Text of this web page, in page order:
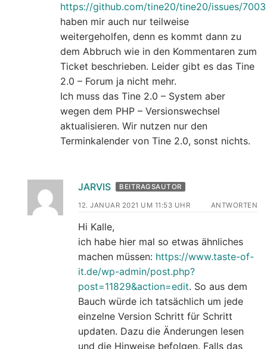
https://github.com/tine20/tine20/issues/7003
haben mir auch nur teilweise
weitergeholfen, denn es kommt dann zu
dem Abbruch wie in den Kommentaren zum
Ticket beschrieben. Leider gibt es das Tine
2.0 – Forum ja nicht mehr.
Ich muss das Tine 2.0 – System aber
wegen dem PHP – Versionswechsel
aktualisieren. Wir nutzen nur den
Terminkalender von Tine 2.0, sonst nichts.
JARVIS BEITRAGSAUTOR
12. JANUAR 2021 UM 11:53 UHR ANTWORTEN
Hi Kalle,
ich habe hier mal so etwas ähnliches
machen müssen: https://www.taste-of-
it.de/wp-admin/post.php?
post=11829&action=edit. So aus dem
Bauch würde ich tatsächlich um jede
einzelne Version Schritt für Schritt
updaten. Dazu die Änderungen lesen
und die Hinweise befolgen. Falls das